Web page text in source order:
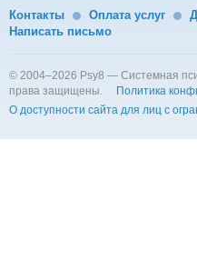
Контакты Оплата услуг
Написать письмо
© 2004–2026 Psy8 — Системная
права защищены.
Политика
О доступности сайта для лиц с